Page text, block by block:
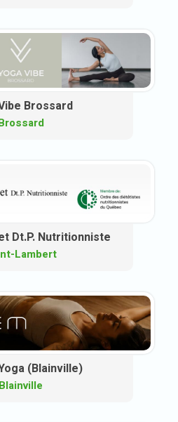
Brossard
Dt.P. Nutritionniste
Lambert
(Blainville)
Blainville